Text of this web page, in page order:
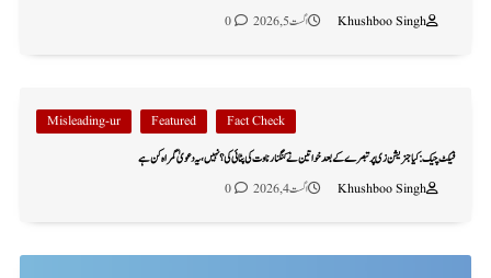
Khushboo Singh اگست 5, 2026 0
Fact Check
Featured
Misleading-ur
فیکٹ چیک: کیا جنریشن زی پر تبصرے کے بعد خواتین نے کنگنا رناوت کی پٹائی کی؟ نہیں، یہ دعویٰ گمراہ کن ہے
Khushboo Singh
اگست 4, 2026 0